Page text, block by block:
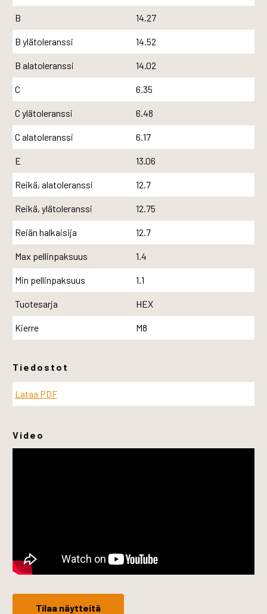
B 14.27
B ylätoleranssi 14.52
B alatoleranssi 14.02
C 6.35
C ylätoleranssi 6.48
C alatoleranssi 6.17
E 13.06
Reikä, alatoleranssi 12.7
Reikä, ylätoleranssi 12.75
Reiän halkaisija 12.7
Max pellinpaksuus 1.4
Min pellinpaksuus 1.1
Tuotesarja HEX
Kierre M8
Tiedostot
Lataa PDF
Video
Tilaa näytteitä